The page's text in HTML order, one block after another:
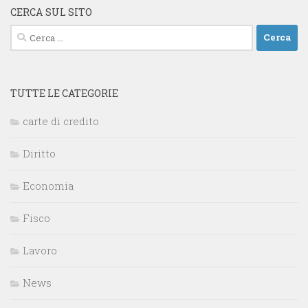
CERCA SUL SITO
Ricerca
per:
TUTTE LE CATEGORIE
carte di credito
Diritto
Economia
Fisco
Lavoro
News